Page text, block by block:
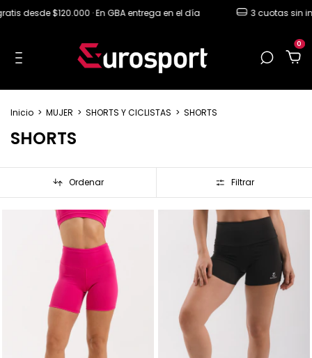
desde $120.000 · En GBA entrega en el día 3 cuotas sin
0
Inicio > MUJER > SHORTS Y CICLISTAS > SHORTS
SHORTS
Ordenar Filtrar